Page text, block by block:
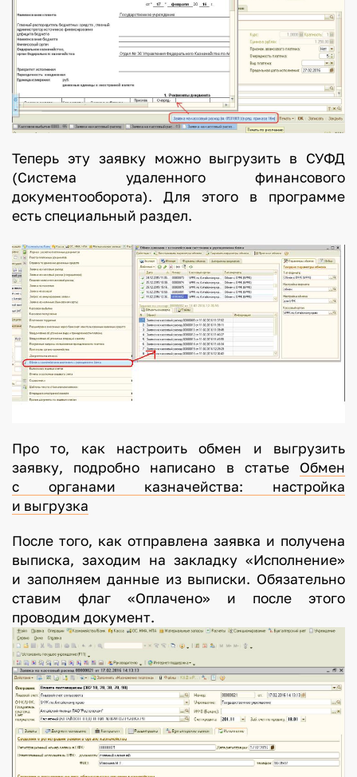
Теперь эту заявку можно выгрузить в СУФД
(Система удаленного финансового
документооборота). Для этого в программе
есть специальный раздел.
Про то, как настроить обмен и выгрузить
заявку, подробно написано в статье Обмен
с органами казначейства: настройка
и выгрузка
После того, как отправлена заявка и получена
выписка, заходим на закладку «Исполнение»
и заполняем данные из выписки. Обязательно
ставим флаг «Оплачено» и после этого
проводим документ.